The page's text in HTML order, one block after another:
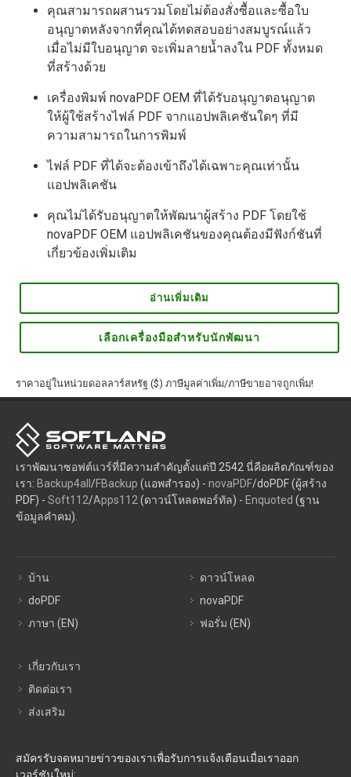
คุณสามารถผสานรวมโดยไม่ต้องสั่งซื้อและซื้อใบ
อนุญาตหลังจากที่คุณได้ทดสอบอย่างสมบูรณ์แล้ว
เมื่อไม่มีใบอนุญาต จะเพิ่มลายน้ำลงใน PDF ทั้งหมด
ที่สร้างด้วย
เครื่องพิมพ์ novaPDF OEM ที่ได้รับอนุญาตอนุญาต
ให้ผู้ใช้สร้างไฟล์ PDF จากแอปพลิเคชันใดๆ ที่มี
ความสามารถในการพิมพ์
ไฟล์ PDF ที่ได้จะต้องเข้าถึงได้เฉพาะคุณเท่านั้น
แอปพลิเคชัน
คุณไม่ได้รับอนุญาตให้พัฒนาผู้สร้าง PDF โดยใช้
novaPDF OEM แอปพลิเคชันของคุณต้องมีฟังก์ชันที่
เกี่ยวข้องเพิ่มเติม
อ่านเพิ่มเติม
เลือกเครื่องมือสำหรับนักพัฒนา
ราคาอยู่ในหน่วยดอลลาร์สหรัฐ ($) ภาษีมูลค่าเพิ่ม/ภาษีขายอาจถูกเพิ่ม!
เราพัฒนาซอฟต์แวร์ที่มีความสำคัญตั้งแต่ปี 2542 นี่คือผลิตภัณฑ์ของ
เรา: Backup4all /FBackup (แอพสำรอง) - novaPDF/doPDF (ผู้สร้าง
PDF) - Soft112/Apps112 (ดาวน์โหลดพอร์ทัล) - Enquoted (ฐาน
ข้อมูลคำคม).
บ้าน
doPDF
ภาษา (EN)
ดาวน์โหลด
novaPDF
ฟอรั่ม (EN)
เกี่ยวกับเรา
ติดต่อเรา
ส่งเสริม
สมัครรับจดหมายข่าวของเราเพื่อรับการแจ้งเตือนเมื่อเราออก